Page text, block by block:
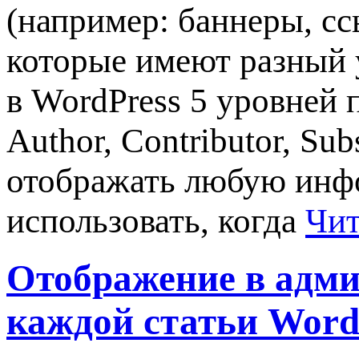
(например: баннеры,
которые имеют разный
в WordPress 5
Author, Contributor,
отображать любую
использовать, когда
Отображение в
каждой статьи